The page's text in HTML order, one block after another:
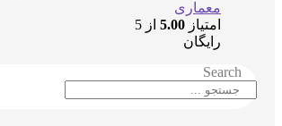
معماری
5.00از 5